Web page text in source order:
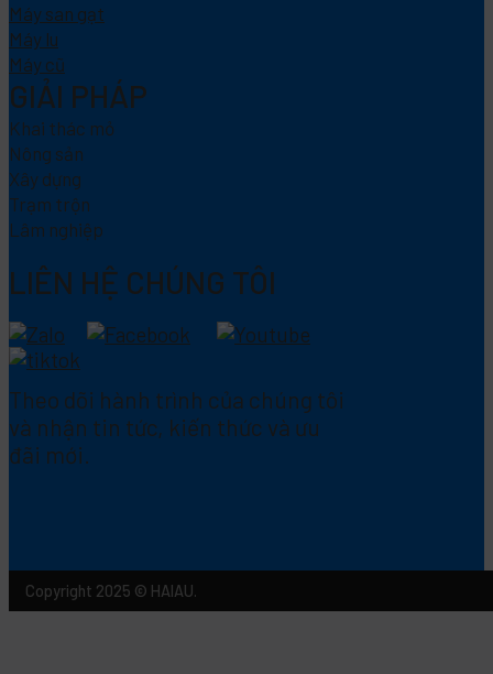
Máy san gạt
Máy lu
Máy cũ
GIẢI PHÁP
Khai thác mỏ
Nông sản
Xây dựng
Trạm trộn
Lâm nghiệp
LIÊN HỆ CHÚNG TÔI
Theo dõi hành trình của chúng tôi
và nhận tin tức, kiến thức và ưu
đãi mới.
Copyright 2025 © HAIAU.